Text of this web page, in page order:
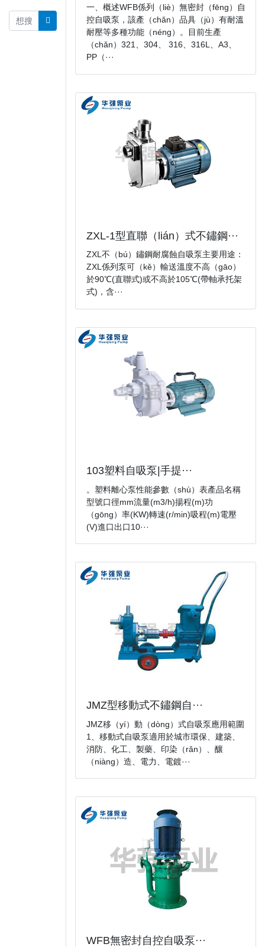
一、概述WFB係列（liè）無密封（fēng）自
控自吸泵，該產（chǎn）品具（jù）有耐溫
耐壓等多種功能（néng）。目前生產
（chǎn）321、304、 316、316L、A3、
PP（···
ZXL-1型直聯（lián）式不鏽鋼···
ZXL不（bú）鏽鋼耐腐蝕自吸泵主要用途：
ZXL係列泵可（kě）輸送溫度不高（gāo）
於90℃(直聯式)或不高於105℃(帶軸承托架
式)，含···
103塑料自吸泵|手提···
。塑料離心泵性能參數（shù）表產品名稱
型號口徑mm流量(m3/h)揚程(m)功
（gōng）率(KW)轉速(r/min)吸程(m)電壓
(V)進口出口10···
JMZ型移動式不鏽鋼自···
JMZ移（yí）動（dòng）式自吸泵應用範圍
1、移動式自吸泵適用於城市環保、建築、
消防、化工、製藥、印染（rǎn）、釀
（niàng）造、電力、電鍍···
WFB無密封自控自吸泵···